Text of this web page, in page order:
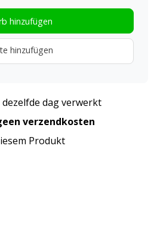
hinzufügen
hinzufügen
dezelfde dag verwerkt
verzendkosten
Produkt